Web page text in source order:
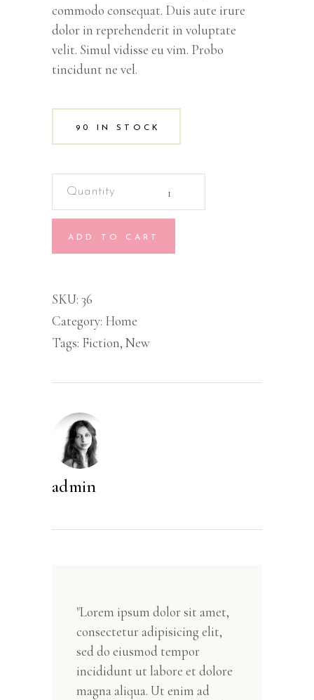
commodo consequat. Duis aute irure
dolor in reprehenderit in voluptate
velit. Simul vidisse eu vim. Probo
tincidunt ne vel.
90 IN STOCK
quantity
ADD TO CART
SKU: 36
Category: Home
Tags: Fiction, New
admin
"Lorem ipsum dolor sit amet,
consectetur adipisicing elit,
sed do eiusmod tempor
incididunt ut labore et dolore
magna aliqua. Ut enim ad